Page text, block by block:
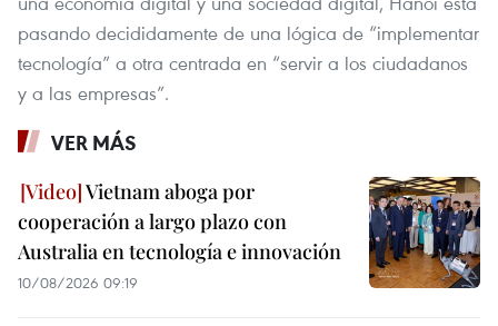
pasando decididamente de una lógica de “implementar
tecnología” a otra centrada en “servir a los ciudadanos
y a las empresas”.
VER MÁS
Vietnam aboga por
cooperación a largo plazo con
Australia en tecnología e innovación
10/08/2026 09:19